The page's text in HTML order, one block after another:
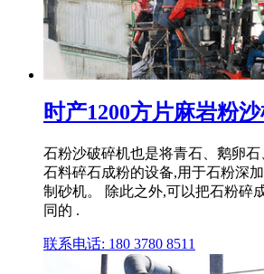
时产1200方片麻岩粉
石粉沙破碎机也是将青石、鹅卵
石料碎石成粉的设备,用于石粉深
制砂机。 除此之外,可以把石粉碎
同的 .
联系电话: 180 3780 8511